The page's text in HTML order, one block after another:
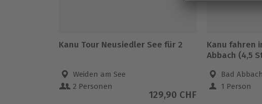
Kanu Tour Neusiedler See für 2
Weiden am See
2 Personen
129,90 CHF
Kanu fahren
Abbach (4,5
Bad Abbach
1 Person